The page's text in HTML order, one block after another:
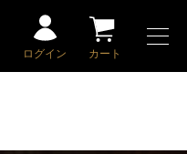
ログイン カート